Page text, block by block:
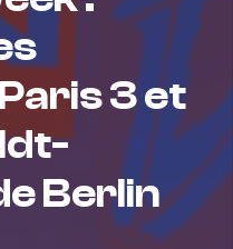
3 et
Berlin